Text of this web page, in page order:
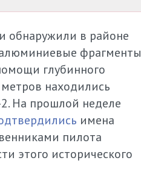
обнаружили в районе
фрагменты
глубинного
находились
На прошлой неделе
имена
пилота
этого исторического